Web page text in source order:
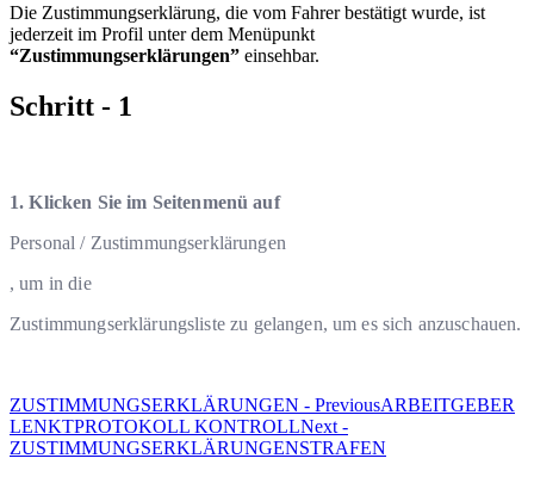
Die Zustimmungserklärung, die vom Fahrer bestätigt wurde, ist
jederzeit im Profil unter dem Menüpunkt
“Zustimmungserklärungen” einsehbar.
Schritt - 1
1. Klicken Sie im Seitenmenü auf
Personal / Zustimmungserklärungen
, um in die
Zustimmungserklärungsliste zu gelangen, um es sich anzuschauen.
ZUSTIMMUNGSERKLÄRUNGEN - PreviousARBEITGEBER
LENKTPROTOKOLL KONTROLLNext -
ZUSTIMMUNGSERKLÄRUNGENSTRAFEN